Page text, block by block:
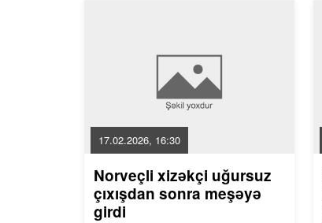
17.02.2026, 16:30
Norveçli xizəkçi uğursuz
çıxışdan sonra meşəyə
girdi